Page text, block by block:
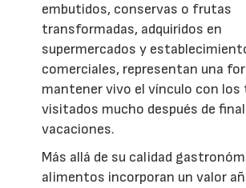
embutidos, conservas o frutas
transformadas, adquiridos en
supermercados y
comerciales, representan una
mantener vivo el vínculo con
visitados mucho después de
vacaciones.
Más allá de su calidad
alimentos incorporan un valor